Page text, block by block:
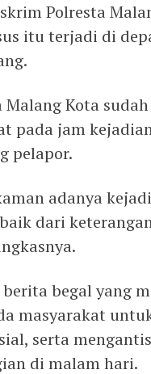
Polresta
itu terjadi di
Kota
pada jam
pelapor.
adanya
dari
begal yang
masyarakat
serta
di malam hari.